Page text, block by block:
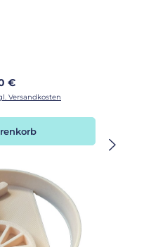
Preis:
€
Versandkosten